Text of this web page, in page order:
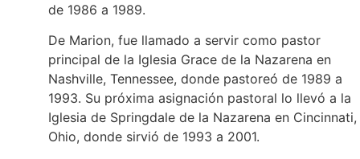
de 1986 a 1989.
De Marion, fue llamado a servir como pastor
principal de la Iglesia Grace de la Nazarena en
Nashville, Tennessee, donde pastoreó de 1989 a
1993. Su próxima asignación pastoral lo llevó a la
Iglesia de Springdale de la Nazarena en Cincinnati,
Ohio, donde sirvió de 1993 a 2001.